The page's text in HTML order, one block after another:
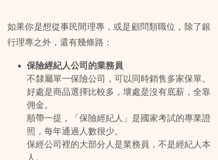
如果你是想從事民間理專，或是顧問類職位，除了銀
行理專之外，還有幾條路：
保險經紀人公司的業務員
不隸屬單一保險公司，可以同時銷售多家保單。
好處是商品選擇比較多，壞處是沒有底薪，全靠
佣金。
順帶一提，「保險經紀人」是國家考試的專業證
照，每年通過人數很少。
保經公司裡的大部分人是業務員，不是經紀人本
人。